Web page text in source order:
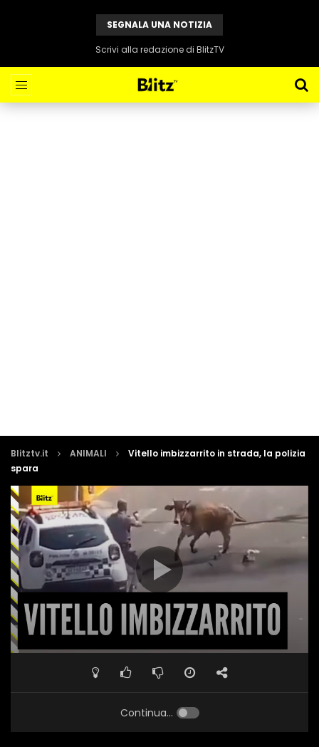
SEGNALA UNA NOTIZIA
Scrivi alla redazione di BlitzTV
Blitztv.it ANIMALI
Vitello imbizzarrito in strada, la polizia
spara
Continua...